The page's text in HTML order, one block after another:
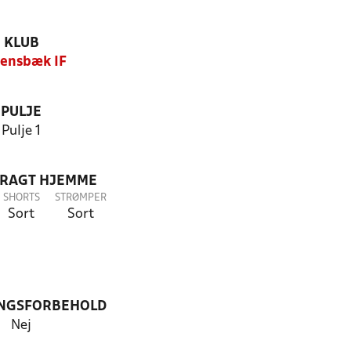
KLUB
IF
PULJE
Pulje 1
HJEMME
SHORTS
Sort
STRØMPER
Sort
Nej